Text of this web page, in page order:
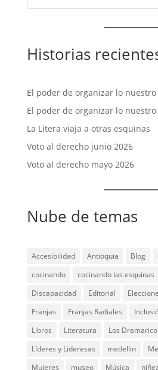
Historias
El poder de organizar lo nuestro
El poder de organizar lo
La Litera viaja a otras esquinas
Voto al derecho junio 2026
Voto al derecho mayo 2026
Nube de temas
Accesibilidad Antioquia Blog
cocinando
cocinando las esquinas
Discapacidad
Editorial
Franjas
Franjas Radiales
Libros
Literatura
Los
Líderes y Lideresas
medellin
Mujeres
museo Música niñez